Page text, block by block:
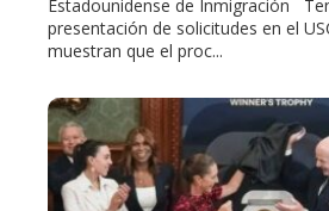
Estadounidense de Inmigración
presentación de solicitudes en el
muestran que el proc...